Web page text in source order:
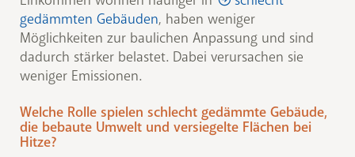
gedämmten Gebäuden, haben weniger
Möglichkeiten zur baulichen Anpassung und sind
dadurch stärker belastet. Dabei verursachen sie
weniger Emissionen.
Welche Rolle spielen schlecht gedämmte Gebäude,
die bebaute Umwelt und versiegelte Flächen bei
Hitze?